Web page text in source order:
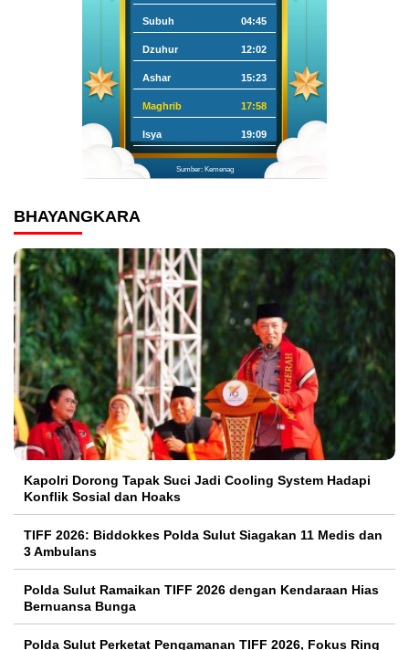
Subuh 04:45
Dzuhur 12:02
Ashar 15:23
Maghrib 17:58
Isya 19:09
Sumber: Kemenag
BHAYANGKARA
Kapolri Dorong Tapak Suci Jadi Cooling System Hadapi
Konflik Sosial dan Hoaks
TIFF 2026: Biddokkes Polda Sulut Siagakan 11 Medis dan
3 Ambulans
Polda Sulut Ramaikan TIFF 2026 dengan Kendaraan Hias
Bernuansa Bunga
Polda Sulut Perketat Pengamanan TIFF 2026, Fokus Ring